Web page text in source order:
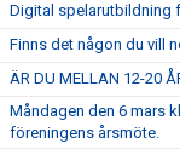
Digital spelarutbildning
Finns det någon du vill
ÄR DU MELLAN 12-20
Måndagen den 6 mars
föreningens årsmöte.